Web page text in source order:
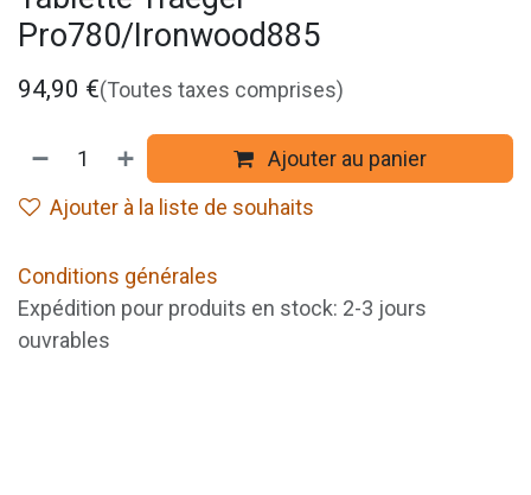
Pro780/Ironwood885
94,90 €(Toutes taxes comprises)
Ajouter au panier
Ajouter à la liste de souhaits
Conditions générales
Expédition pour produits en stock: 2-3 jours
ouvrables